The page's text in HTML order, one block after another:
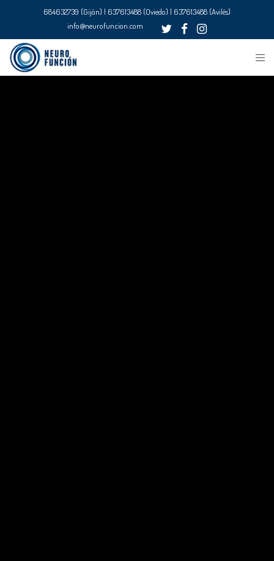
684632739 (Gijón) | 637613488 (Oviedo) | 637613488 (Avilés)
info@neurofuncion.com